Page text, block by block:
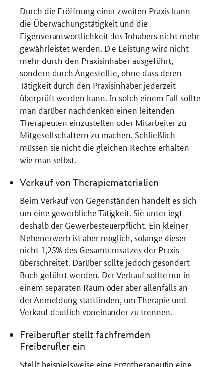
Durch die Eröffnung einer zweiten Praxis kann
die Überwachungstätigkeit und die
Eigenverantwortlichkeit des Inhabers nicht mehr
gewährleistet werden. Die Leistung wird nicht
mehr durch den Praxisinhaber ausgeführt,
sondern durch Angestellte, ohne dass deren
Tätigkeit durch den Praxisinhaber jederzeit
überprüft werden kann. In solch einem Fall sollte
man darüber nachdenken einen leitenden
Therapeuten einzustellen oder Mitarbeiter zu
Mitgesellschaftern zu machen. Schließlich
müssen sie nicht die gleichen Rechte erhalten
wie man selbst.
Verkauf von Therapiematerialien
Beim Verkauf von Gegenständen handelt es sich
um eine gewerbliche Tätigkeit. Sie unterliegt
deshalb der Gewerbesteuerpflicht. Ein kleiner
Nebenerwerb ist aber möglich, solange dieser
nicht 1,25% des Gesamtumsatzes der Praxis
überschreitet. Darüber sollte jedoch gesondert
Buch geführt werden. Der Verkauf sollte nur in
einem separaten Raum oder aber allenfalls an
der Anmeldung stattfinden, um Therapie und
Verkauf deutlich voneinander zu trennen.
Freiberufler stellt fachfremden
Freiberufler ein
Stellt beispielsweise eine Ergotherapeutin eine